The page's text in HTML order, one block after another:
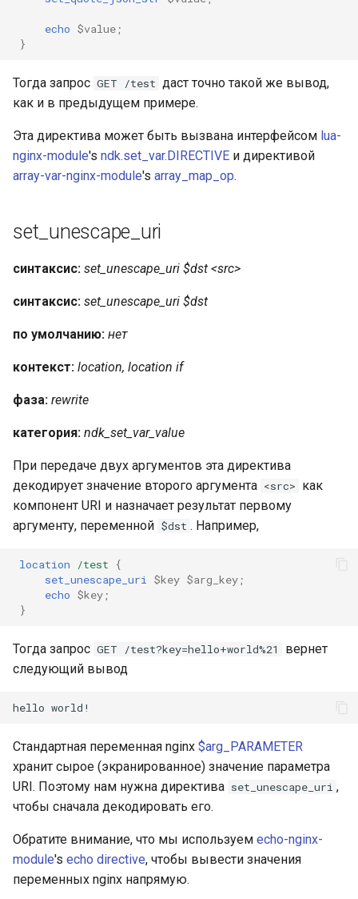
echo $value ;
}
Тогда запрос GET /test даст точно такой же вывод,
как и в предыдущем примере.
Эта директива может быть вызвана интерфейсом lua-
nginx-module's ndk.set_var.DIRECTIVE и директивой
array-var-nginx-module's array_map_op.
set_unescape_uri
синтаксис: set_unescape_uri $dst <src>
синтаксис: set_unescape_uri $dst
по умолчанию: нет
контекст: location, location if
фаза: rewrite
категория: ndk_set_var_value
При передаче двух аргументов эта директива
декодирует значение второго аргумента <src> как
компонент URI и назначает результат первому
аргументу, переменной $dst . Например,
location /test
{
set_unescape_uri
$key $arg_key ;
echo $key ;
}
Тогда запрос GET /test?key=hello+world%21
вернет
следующий вывод
Стандартная переменная nginx $arg_PARAMETER
хранит сырое (экранированное) значение параметра
URI. Поэтому нам нужна директива set_unescape_uri ,
чтобы сначала декодировать его.
Обратите внимание, что мы используем echo-nginx-
module's echo directive, чтобы вывести значения
переменных nginx напрямую.